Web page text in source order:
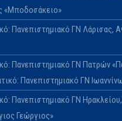
«Μποδοσάκειο»
Πανεπιστημιακό ΓΝ Λάρισας,
Πανεπιστημιακό ΓΝ Πατρών
Πανεπιστημιακό ΓΝ
Πανεπιστημιακό ΓΝ
Γεώργιος»